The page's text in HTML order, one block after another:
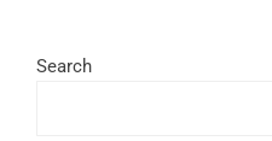
Search